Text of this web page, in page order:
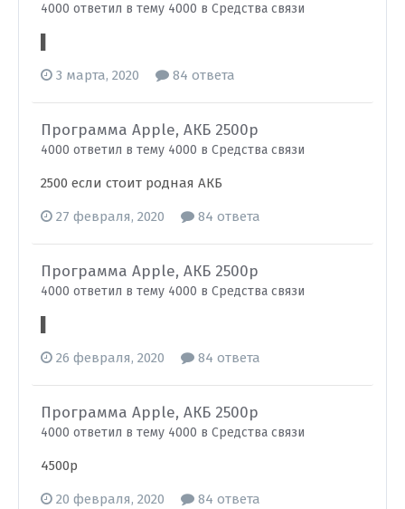
4000 ответил в тему 4000 в Средства связи
3 марта, 2020 84 ответа
Программа Apple, АКБ 2500р
4000 ответил в тему 4000 в Средства связи
2500 если стоит родная АКБ
27 февраля, 2020 84 ответа
Программа Apple, АКБ 2500р
4000 ответил в тему 4000 в Средства связи
26 февраля, 2020 84 ответа
Программа Apple, АКБ 2500р
4000 ответил в тему 4000 в Средства связи
4500р
20 февраля, 2020 84 ответа